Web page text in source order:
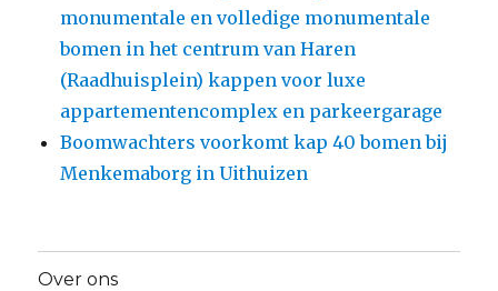
monumentale en volledige monumentale
bomen in het centrum van Haren
(Raadhuisplein) kappen voor luxe
appartementencomplex en parkeergarage
Boomwachters voorkomt kap 40 bomen bij
Menkemaborg in Uithuizen
Over ons